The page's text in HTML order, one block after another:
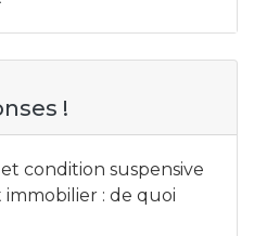
!
condition suspensive
: de quoi